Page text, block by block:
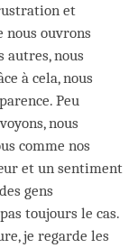
et
nous ouvrons
autres, nous
à cela, nous
Peu
nous
comme nos
et un sentiment
gens
toujours le cas.
je regarde les